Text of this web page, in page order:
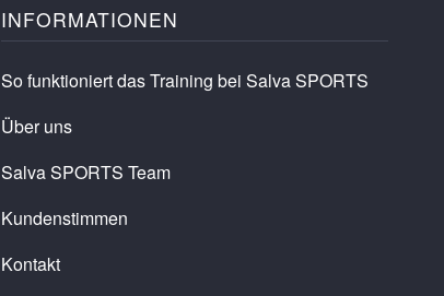
INFORMATIONEN
So funktioniert das Training bei Salva SPORTS
Über uns
Salva SPORTS Team
Kundenstimmen
Kontakt